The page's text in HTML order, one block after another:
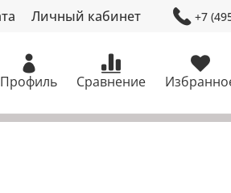
Личный кабинет +7
Профиль Сравнение